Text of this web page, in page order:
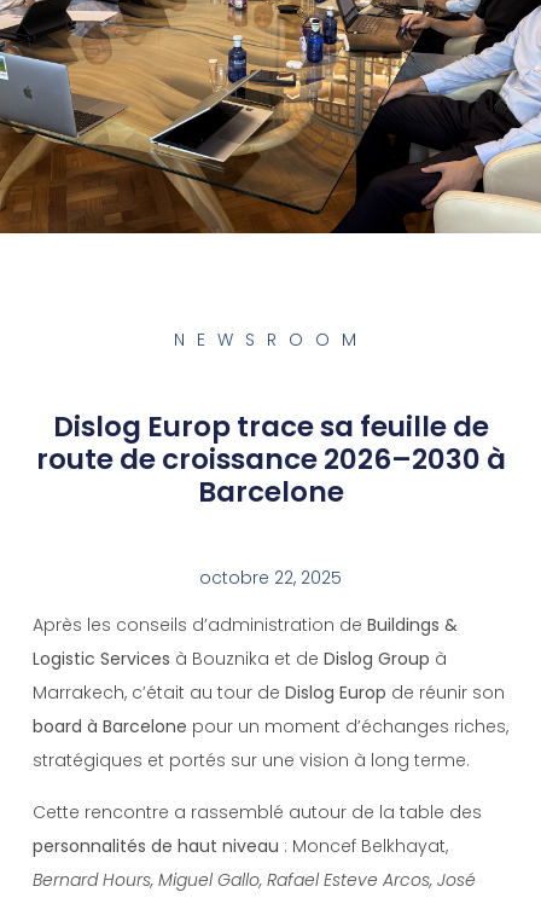
NEWSROOM
Dislog Europ trace sa feuille de
route de croissance 2026–2030 à
Barcelone
octobre 22, 2025
Après les conseils d’administration de Buildings &
Logistic Services à Bouznika et de Dislog Group à
Marrakech, c’était au tour de Dislog Europ de réunir son
board à Barcelone pour un moment d’échanges riches,
stratégiques et portés sur une vision à long terme.
Cette rencontre a rassemblé autour de la table des
personnalités de haut niveau : Moncef Belkhayat,
Bernard Hours, Miguel Gallo, Rafael Esteve Arcos, José